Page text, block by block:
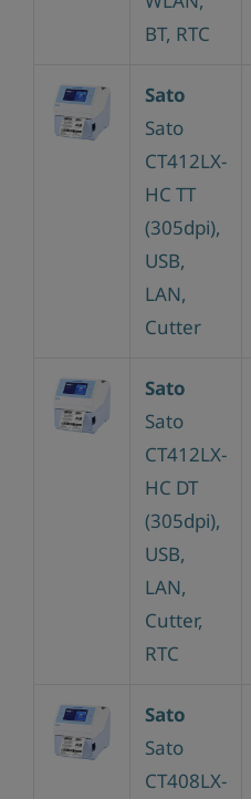
BT, RTC
Sato
Sato
CT412LX-
HC TT
(305dpi),
USB,
LAN,
Cutter
Sato
Sato
CT412LX-
HC DT
(305dpi),
USB,
LAN,
Cutter,
RTC
Sato
Sato
CT408LX-